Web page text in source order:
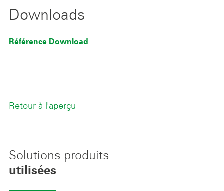
Downloads
Référence Download
Retour à l'aperçu
Solutions produits
utilisées